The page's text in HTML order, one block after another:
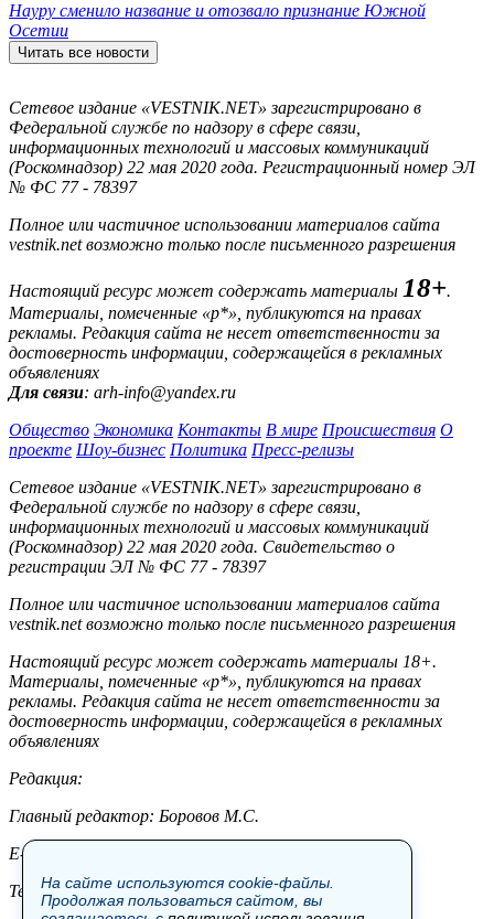
Науру сменило название и отозвало признание Южной
Осетии
Читать все новости
Сетевое издание «VESTNIK.NET» зарегистрировано в
Федеральной службе по надзору в сфере связи,
информационных технологий и массовых коммуникаций
(Роскомнадзор) 22 мая 2020 года. Регистрационный номер ЭЛ
№ ФС 77 - 78397
Полное или частичное использовании материалов сайта
vestnik.net возможно только после письменного разрешения
Настоящий ресурс может содержать материалы 18+.
Материалы, помеченные «р*», публикуются на правах
рекламы. Редакция сайта не несет ответственности за
достоверность информации, содержащейся в рекламных
объявлениях
Для связи: arh-info@yandex.ru
Общество Экономика Контакты В мире Происшествия О
проекте Шоу-бизнес Политика Пресс-релизы
Сетевое издание «VESTNIK.NET» зарегистрировано в
Федеральной службе по надзору в сфере связи,
информационных технологий и массовых коммуникаций
(Роскомнадзор) 22 мая 2020 года. Свидетельство о
регистрации ЭЛ № ФС 77 - 78397
Полное или частичное использовании материалов сайта
vestnik.net возможно только после письменного разрешения
Настоящий ресурс может содержать материалы 18+.
Материалы, помеченные «р*», публикуются на правах
рекламы. Редакция сайта не несет ответственности за
достоверность информации, содержащейся в рекламных
объявлениях
Редакция:
Главный редактор: Боровов М.С.
E-mail: site@vestnik.net, reb.msk@yandex.ru
Тел.: +7 (921) 720-00-97
На сайте используются cookie-файлы.
Продолжая пользоваться сайтом, вы